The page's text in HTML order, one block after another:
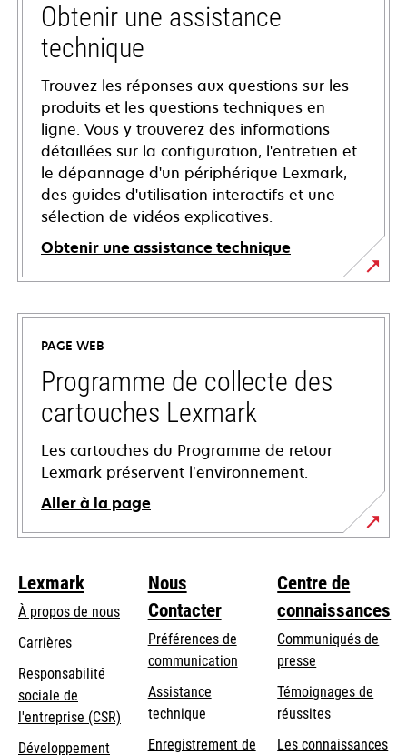
Obtenir une assistance
technique
Trouvez les réponses aux questions sur les
produits et les questions techniques en
ligne. Vous y trouverez des informations
détaillées sur la configuration, l'entretien et
le dépannage d'un périphérique Lexmark,
des guides d'utilisation interactifs et une
sélection de vidéos explicatives.
Obtenir une assistance technique
s’ouvre
dans
nouvel
onglet
PAGE WEB
Programme de collecte des
cartouches Lexmark
Les cartouches du Programme de retour
Lexmark préservent l’environnement.
Aller à la page
Lexmark
À propos de nous
Carrières
s’ouvre
dans
un
nouvel
Responsabilité
sociale de
l'entreprise (CSR) s’ouvre
Développement
Nous
Contacter
Préférences de
communication
s’ouvre
dans
un
Assistance
techniques’ouvre
Enregistrement de
Centre de
connaissances
Communiqués de
presse
Témoignages de
réussites
Les connaissances